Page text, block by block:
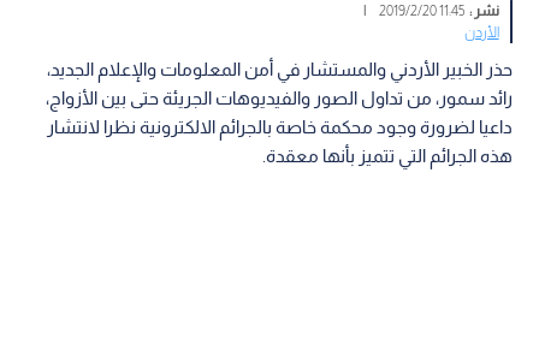
نشر :11:45 2019/2/20
|
الأردن
حذر الخبير الأردني والمستشار في أمن المعلومات والإعلام الجديد،
رائد سمور، من تداول الصور والفيديوهات الجريئة حتى بين الأزواج،
داعيا لضرورة وجود محكمة خاصة بالجرائم الالكترونية نظرا لانتشار
هذه الجرائم التي تتميز بأنها معقدة.